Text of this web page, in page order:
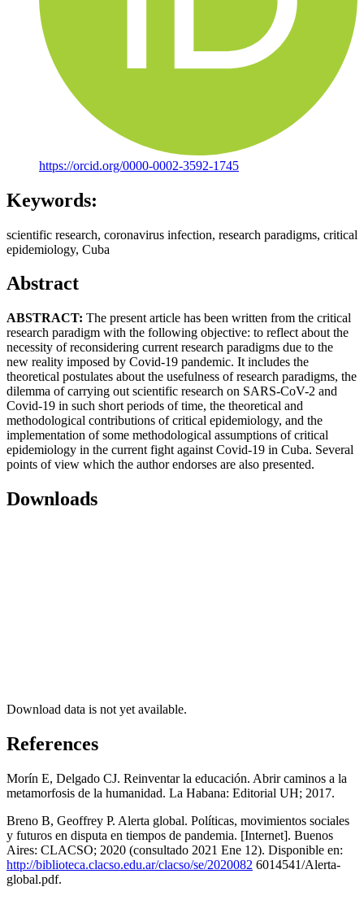
https://orcid.org/0000-0002-3592-1745
Keywords:
scientific research, coronavirus infection, research paradigms, critical
epidemiology, Cuba
Abstract
ABSTRACT: The present article has been written from the critical
research paradigm with the following objective: to reflect about the
necessity of reconsidering current research paradigms due to the
new reality imposed by Covid-19 pandemic. It includes the
theoretical postulates about the usefulness of research paradigms, the
dilemma of carrying out scientific research on SARS-CoV-2 and
Covid-19 in such short periods of time, the theoretical and
methodological contributions of critical epidemiology, and the
implementation of some methodological assumptions of critical
epidemiology in the current fight against Covid-19 in Cuba. Several
points of view which the author endorses are also presented.
Downloads
Download data is not yet available.
References
Morín E, Delgado CJ. Reinventar la educación. Abrir caminos a la
metamorfosis de la humanidad. La Habana: Editorial UH; 2017.
Breno B, Geoffrey P. Alerta global. Políticas, movimientos sociales
y futuros en disputa en tiempos de pandemia. [Internet]. Buenos
Aires: CLACSO; 2020 (consultado 2021 Ene 12). Disponible en:
http://biblioteca.clacso.edu.ar/clacso/se/2020082 6014541/Alerta-
global.pdf.